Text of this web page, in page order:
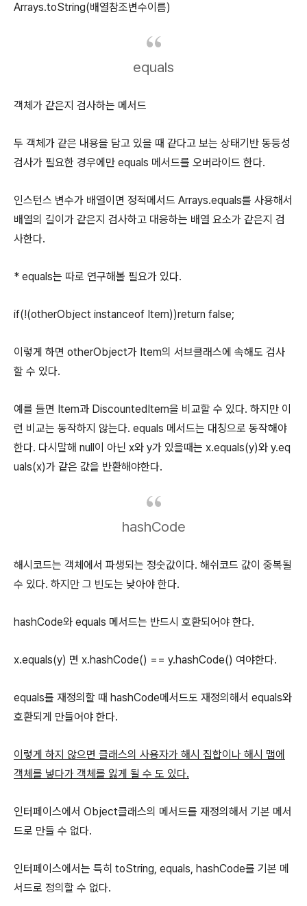
Arrays.toString(배열참조변수이름)
equals
객체가 같은지 검사하는 메서드
두 객체가 같은 내용을 담고 있을 때 같다고 보는 상태기반 동등성
검사가 필요한 경우에만 equals 메서드를 오버라이드 한다.
인스턴스 변수가 배열이면 정적메서드 Arrays.equals를 사용해서
배열의 길이가 같은지 검사하고 대응하는 배열 요소가 같은지 검
사한다.
* equals는 따로 연구해볼 필요가 있다.
if(!(otherObject instanceof Item))return false;
이렇게 하면 otherObject가 Item의 서브클래스에 속해도 검사
할 수 있다.
예를 들면 Item과 DiscountedItem을 비교할 수 있다. 하지만 이
런 비교는 동작하지 않는다. equals 메서드는 대칭으로 동작해야
한다. 다시말해 null이 아닌 x와 y가 있을때는 x.equals(y)와 y.eq
uals(x)가 같은 값을 반환해야한다.
hashCode
해시코드는 객체에서 파생되는 정숫값이다. 해쉬코드 값이 중복될
수 있다. 하지만 그 빈도는 낮아야 한다.
hashCode와 equals 메서드는 반드시 호환되어야 한다.
x.equals(y) 면 x.hashCode() == y.hashCode() 여야한다.
equals를 재정의할 때 hashCode메서드도 재정의해서 equals와
호환되게 만들어야 한다.
이렇게 하지 않으면 클래스의 사용자가 해시 집합이나 해시 맵에
객체를 넣다가 객체를 잃게 될 수 도 있다.
인터페이스에서 Object클래스의 메서드를 재정의해서 기본 메서
드로 만들 수 없다.
인터페이스에서는 특히 toString, equals, hashCode를 기본 메
서드로 정의할 수 없다.